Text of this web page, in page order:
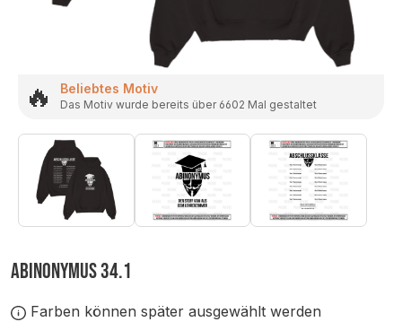
🔥 Beliebtes Motiv
Das Motiv wurde bereits über 6602 Mal gestaltet
ABINONYMUS 34.1
Farben können später ausgewählt werden